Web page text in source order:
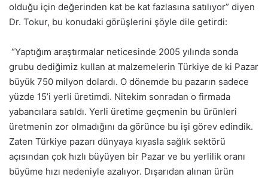
olduğu için değerinden kat be kat fazlasına satılıyor” diyen
Dr. Tokur, bu konudaki görüşlerini şöyle dile getirdi:
“Yaptığım araştırmalar neticesinde 2005 yılında sonda
grubu dediğimiz kullan at malzemelerin Türkiye de ki Pazar
büyük 750 milyon dolardı. O dönemde bu pazarın sadece
yüzde 15’i yerli üretimdi. Nitekim sonradan o firmada
yabancılara satıldı. Yerli üretime geçmenin bu ürünleri
üretmenin zor olmadığını da görünce bu işi görev edindik.
Zaten Türkiye pazarı dünyaya kıyasla sağlık sektörü
açısından çok hızlı büyüyen bir Pazar ve bu yerlilik oranı
büyüme hızı nedeniyle azalıyor. Dışarıdan alınan ürün